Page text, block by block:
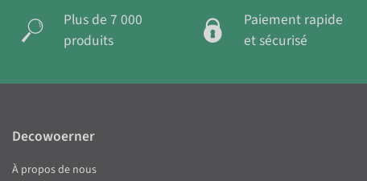
Plus de 7 000
produits
Paiement rapide
et sécurisé
Decowoerner
À propos de nous